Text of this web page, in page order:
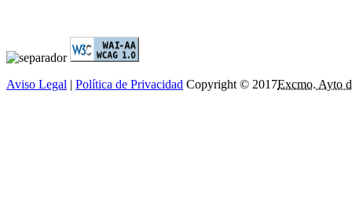
Aviso Legal | Política de Privacidad Copyright © 2017Excmo. Ayto